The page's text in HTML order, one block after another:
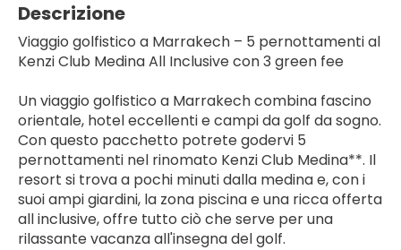
Descrizione
Viaggio golfistico a Marrakech – 5 pernottamenti al
Kenzi Club Medina All Inclusive con 3 green fee
Un viaggio golfistico a Marrakech combina fascino
orientale, hotel eccellenti e campi da golf da sogno.
Con questo pacchetto potrete godervi 5
pernottamenti nel rinomato Kenzi Club Medina**. Il
resort si trova a pochi minuti dalla medina e, con i
suoi ampi giardini, la zona piscina e una ricca offerta
all inclusive, offre tutto ciò che serve per una
rilassante vacanza all'insegna del golf.